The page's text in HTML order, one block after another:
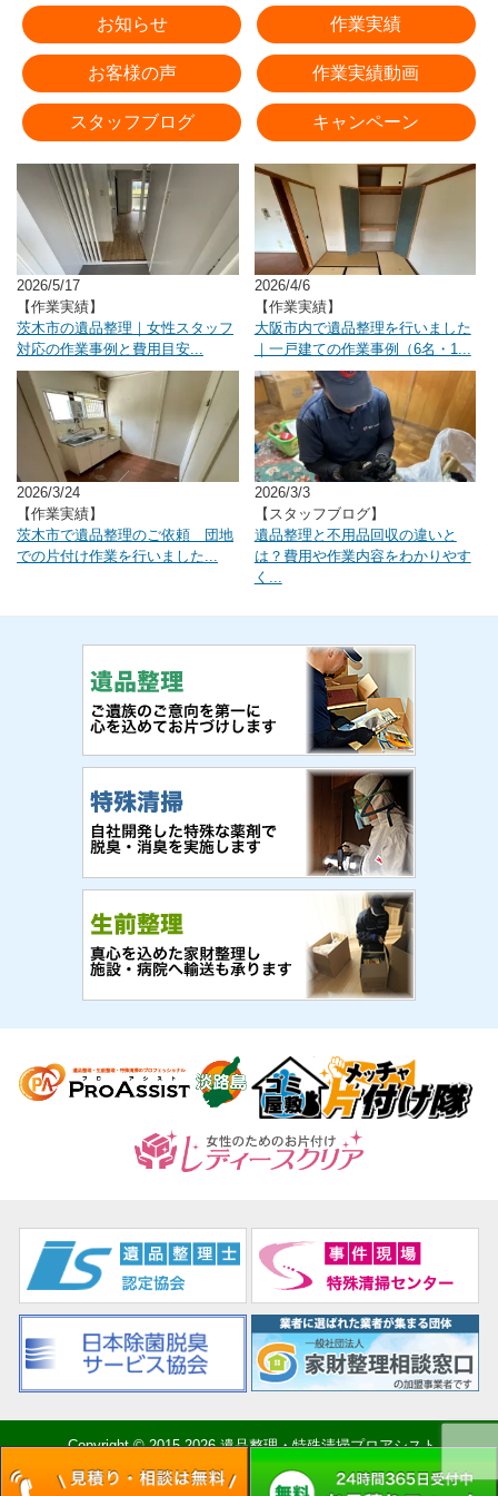
お知らせ 作業実績
お客様の声 作業実績動画
スタッフブログ キャンペーン
2026/5/17
【作業実績】
茨木市の遺品整理｜女性スタッフ
対応の作業事例と費用目安...
2026/4/6
【作業実績】
大阪市内で遺品整理を行いました
｜一戸建ての作業事例（6名・1...
2026/3/24
【作業実績】
茨木市で遺品整理のご依頼 団地
での片付け作業を行いました...
2026/3/3
【スタッフブログ】
遺品整理と不用品回収の違いと
は？費用や作業内容をわかりやす
く...
Copyright © 2015-2026 遺品整理・特殊清掃プロアシスト.
All Rights Reserved.